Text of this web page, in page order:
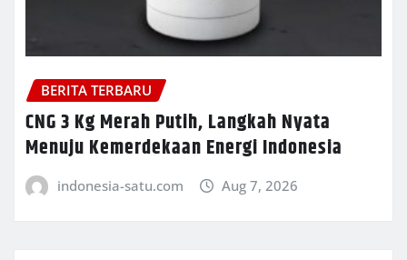
BERITA TERBARU
CNG 3 Kg Merah Putih, Langkah Nyata
Menuju Kemerdekaan Energi Indonesia
indonesia-satu.com Aug 7, 2026